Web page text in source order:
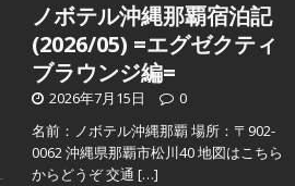
ノボテル沖縄那覇宿泊記
(2026/05) =エグゼクティ
ブラウンジ編=
2026年7月15日
0
名前：ノボテル沖縄那覇 場所：〒902-
0062 沖縄県那覇市松川40 地図はこちら
からどうぞ 交通 […]